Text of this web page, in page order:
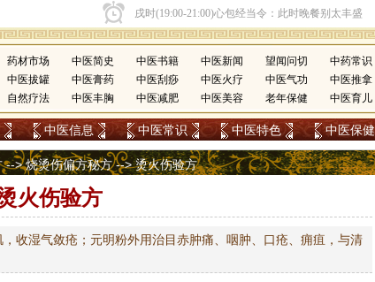
药材市场 中医简史 中医书籍 中医新闻 望闻问切 中药常识
中医拔罐 中医膏药 中医刮痧 中医火疗 中医气功 中医推拿
自然疗法 中医丰胸 中医减肥 中医美容 老年保健 中医育儿
中医信息 中医常识 中医特色 中医保健
-->烧烫伤偏方秘方--> 烫火伤验方
火伤验方
收湿气敛疮；元明粉外用治目赤肿痛、咽肿、口疮、痈疽，与清